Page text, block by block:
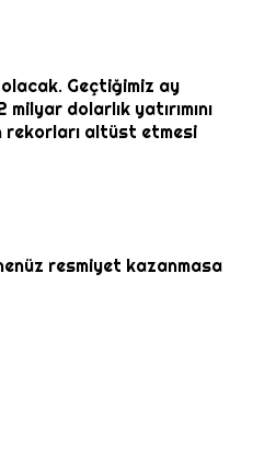
Geçtiğimiz ay
dolarlık yatırımını
rekorları altüst etmesi
resmiyet kazanmasa